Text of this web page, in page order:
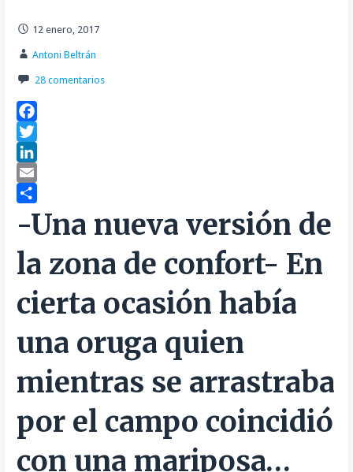
12 enero, 2017
Antoni Beltrán
28 comentarios
F
a
c
e
o
k
T
w
e
r
L
e
d
n
E
i
l
m
p
a
r
t
r
-Una nueva versión de
la zona de confort- En
cierta ocasión había
una oruga quien
mientras se arrastraba
por el campo coincidió
con una mariposa…